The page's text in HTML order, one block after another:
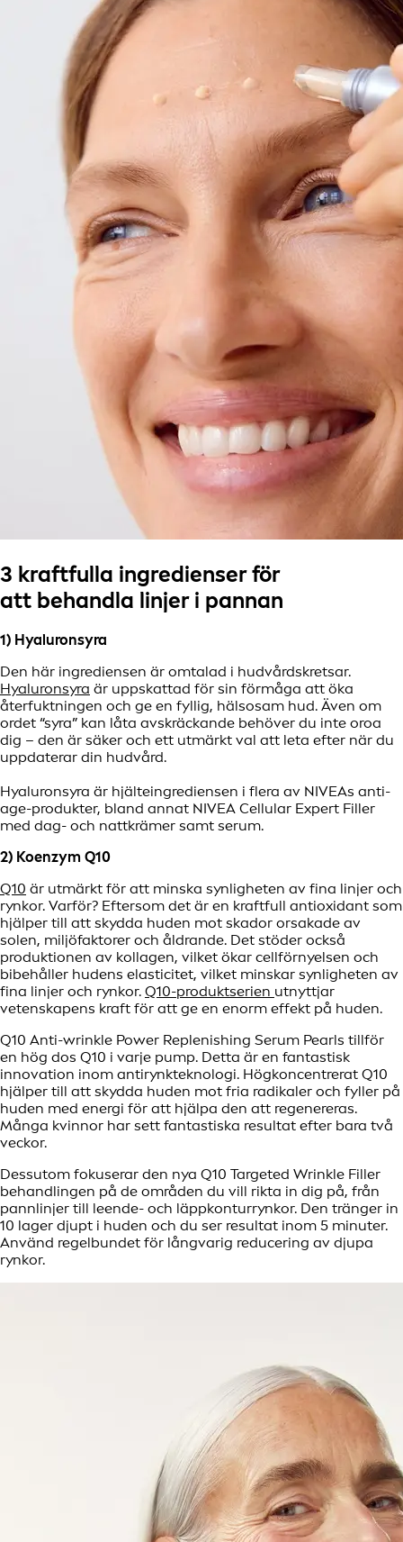
3 kraftfulla ingredienser för
att behandla linjer i pannan
1) Hyaluronsyra
Den här ingrediensen är omtalad i hudvårdskretsar.
Hyaluronsyra är uppskattad för sin förmåga att öka
återfuktningen och ge en fyllig, hälsosam hud. Även om
ordet “syra” kan låta avskräckande behöver du inte oroa
dig – den är säker och ett utmärkt val att leta efter när du
uppdaterar din hudvård.
Hyaluronsyra är hjälteingrediensen i flera av NIVEAs anti-
age-produkter, bland annat NIVEA Cellular Expert Filler
med dag- och nattkrämer samt serum.
2) Koenzym Q10
Q10 är utmärkt för att minska synligheten av fina linjer och
rynkor. Varför? Eftersom det är en kraftfull antioxidant som
hjälper till att skydda huden mot skador orsakade av
solen, miljöfaktorer och åldrande. Det stöder också
produktionen av kollagen, vilket ökar cellförnyelsen och
bibehåller hudens elasticitet, vilket minskar synligheten av
fina linjer och rynkor. Q10-produktserien utnyttjar
vetenskapens kraft för att ge en enorm effekt på huden.
Q10 Anti-wrinkle Power Replenishing Serum Pearls tillför
en hög dos Q10 i varje pump. Detta är en fantastisk
innovation inom antirynkteknologi. Högkoncentrerat Q10
hjälper till att skydda huden mot fria radikaler och fyller på
huden med energi för att hjälpa den att regenereras.
Många kvinnor har sett fantastiska resultat efter bara två
veckor.
Dessutom fokuserar den nya Q10 Targeted Wrinkle Filler
behandlingen på de områden du vill rikta in dig på, från
pannlinjer till leende- och läppkonturrynkor. Den tränger in
10 lager djupt i huden och du ser resultat inom 5 minuter.
Använd regelbundet för långvarig reducering av djupa
rynkor.